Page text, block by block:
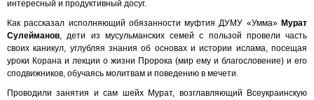
интересный и продуктивный досуг.
Как рассказал исполняющий обязанности муфтия ДУМУ «Умма» Мурат
Сулейманов, дети из мусульманских семей с пользой провели часть
своих каникул, углубляя знания об основах и истории ислама, посещая
уроки Корана и лекции о жизни Пророка (мир ему и благословение) и его
сподвижников, обучаясь молитвам и поведению в мечети.
Проводили занятия и сам шейх Мурат, возглавляющий Всеукраинскую